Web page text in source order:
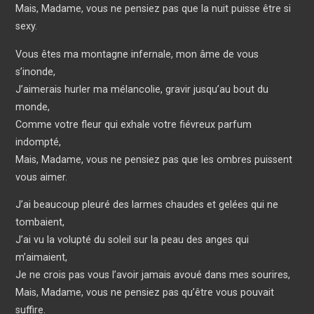
Mais, Madame, vous ne pensiez pas que la nuit puisse être si
sexy.
Vous êtes ma montagne infernale, mon âme de vous
s’inonde,
J’aimerais hurler ma mélancolie, gravir jusqu’au bout du
monde,
Comme votre fleur qui exhale votre fiévreux parfum
indompté,
Mais, Madame, vous ne pensiez pas que les ombres puissent
vous aimer.
J’ai beaucoup pleuré des larmes chaudes et gelées qui ne
tombaient,
J’ai vu la volupté du soleil sur la peau des anges qui
m’aimaient,
Je ne crois pas vous l’avoir jamais avoué dans mes sourires,
Mais, Madame, vous ne pensiez pas qu’être vous pouvait
suffire.